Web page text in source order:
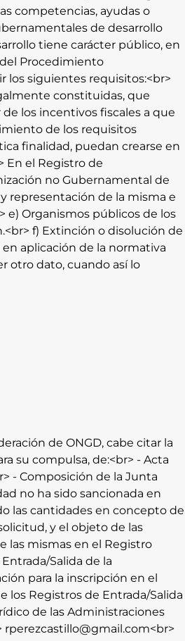
competencias, ayudas o
de desarrollo
tiene carácter público, en
Procedimiento
los siguientes requisitos:<br>
constituidas, que
los incentivos fiscales a que
de los requisitos
finalidad, puedan crearse en
En el Registro de
no Gubernamental de
representación de la misma e
e) Organismos públicos de los
f) Extinción o disolución de
aplicación de la normativa
otro dato, cuando así lo
de ONGD, cabe citar la
su compulsa, de:<br> - Acta
- Composición de la Junta
no ha sido sancionada en
las cantidades en concepto de
y el objeto de las
las mismas en el Registro
Salida de la
para la inscripción en el
los Registros de Entrada/Salida
de las Administraciones
rperezcastillo@gmail.com<br>